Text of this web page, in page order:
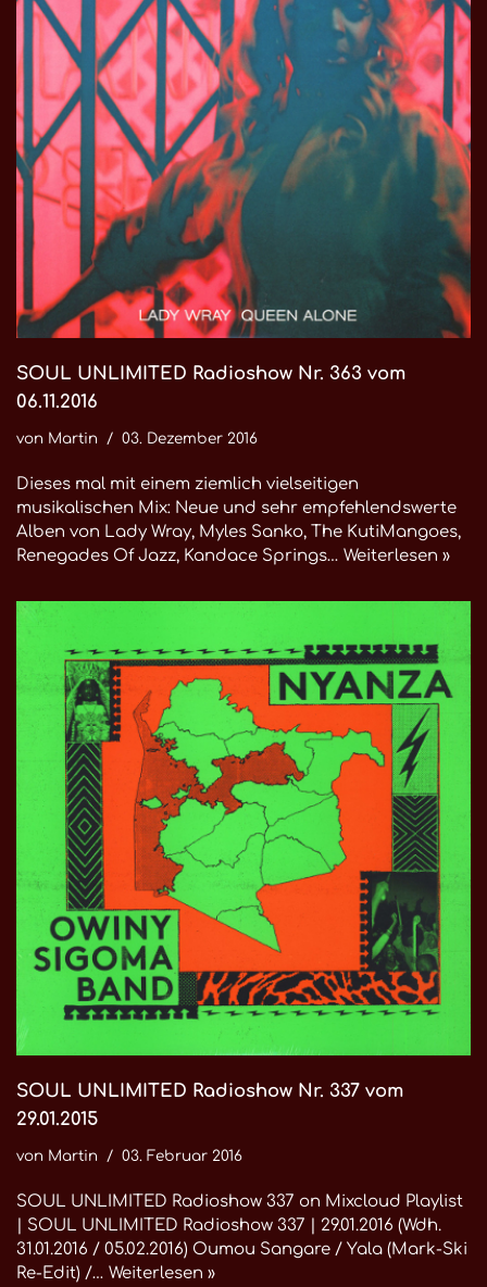
SOUL UNLIMITED Radioshow Nr. 363 vom
06.11.2016
von Martin 03. Dezember 2016
Dieses mal mit einem ziemlich vielseitigen
musikalischen Mix: Neue und sehr empfehlendswerte
Alben von Lady Wray, Myles Sanko, The KutiMangoes,
Renegades Of Jazz, Kandace Springs… Weiterlesen »
SOUL UNLIMITED Radioshow Nr. 337 vom
29.01.2015
von Martin 03. Februar 2016
SOUL UNLIMITED Radioshow 337 on Mixcloud Playlist
| SOUL UNLIMITED Radioshow 337 | 29.01.2016 (Wdh.
31.01.2016 / 05.02.2016) Oumou Sangare / Yala (Mark-Ski
Re-Edit) /… Weiterlesen »